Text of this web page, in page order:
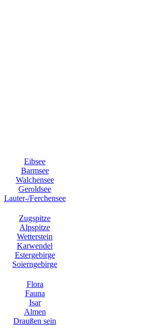
Eibsee
Barmsee
Walchensee
Geroldsee
Lauter-/Ferchensee
Zugspitze
Alpspitze
Wetterstein
Karwendel
Estergebirge
Soierngebirge
Flora
Fauna
Isar
Almen
Draußen sein